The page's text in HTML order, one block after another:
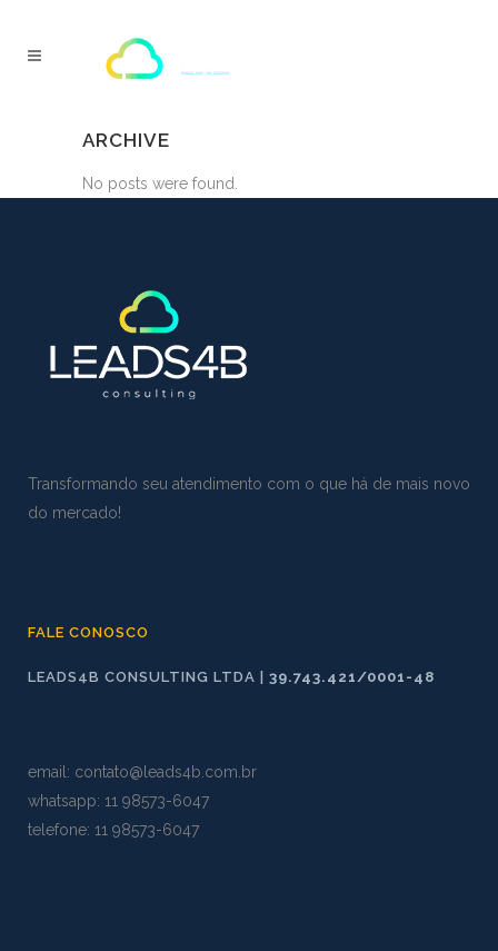
ARCHIVE
No posts were found.
Transformando seu atendimento com o que há de mais novo
do mercado!
FALE CONOSCO
LEADS4B CONSULTING LTDA | 39.743.421/0001-48
email: contato@leads4b.com.br
whatsapp: 11 98573-6047
telefone: 11 98573-6047